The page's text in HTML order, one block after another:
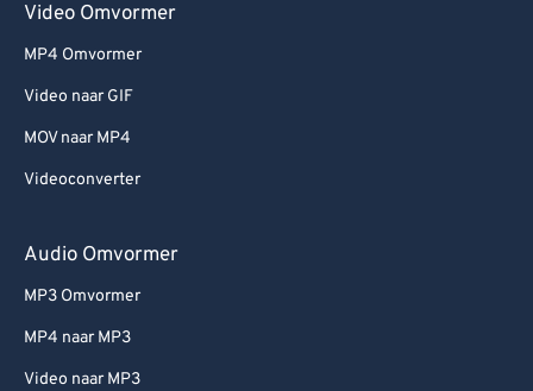
Video Omvormer
MP4 Omvormer
Video naar GIF
MOV naar MP4
Videoconverter
Audio Omvormer
MP3 Omvormer
MP4 naar MP3
Video naar MP3